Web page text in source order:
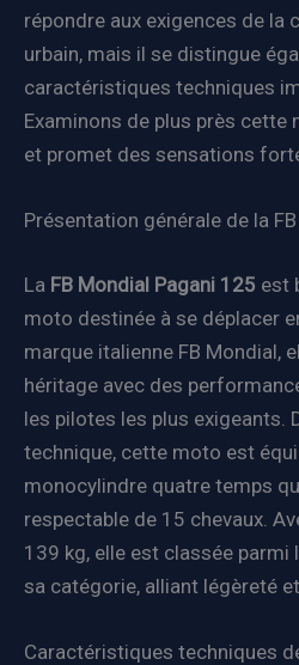
répondre aux exigences de la
urbain, mais il se distingue
caractéristiques techniques
Examinons de plus près
et promet des sensations
Présentation générale de la
La FB Mondial Pagani 125 est
moto destinée à se déplacer
marque italienne FB Mondial,
héritage avec des
les pilotes les plus exigeants.
technique, cette moto est
monocylindre quatre temps
respectable de 15 chevaux.
139 kg, elle est classée
sa catégorie, alliant légèreté
Caractéristiques techniques